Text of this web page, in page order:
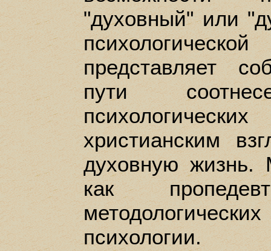
"духовный" или
представляет
пути
христианским
духовную жизнь.
как
психологии.